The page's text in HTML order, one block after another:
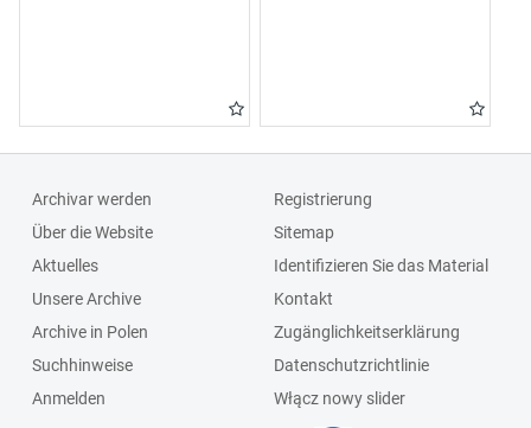
Archivar werden
Über die Website
Aktuelles
Unsere Archive
Archive in Polen
Suchhinweise
Anmelden
Registrierung
Sitemap
Identifizieren Sie das Material
Kontakt
Zugänglichkeitserklärung
Datenschutzrichtlinie
Włącz nowy slider